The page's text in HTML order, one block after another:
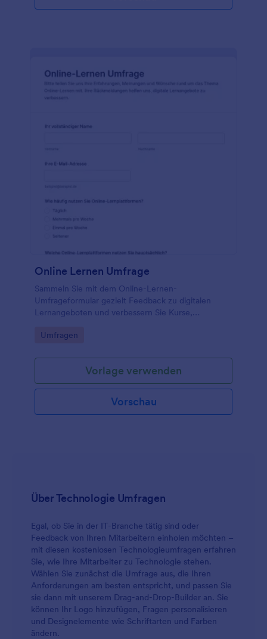
Online Lernen Umfrage
Sammeln Sie mit dem Online-Lernen-
Umfrageformular gezielt Feedback zu digitalen
Lernangeboten und verbessern Sie Kurse,
Datenerfassung und zentrale Formularantworten in
Go to Category:
Umfragen
Vorlage verwenden
Vorschau
Über Technologie Umfragen
Egal, ob Sie in der IT-Branche tätig sind oder
Feedback von Ihren Mitarbeitern einholen möchten –
mit diesen kostenlosen Technologieumfragen erfahren
Sie, wie Ihre Mitarbeiter zu Technologie stehen.
Wählen Sie zunächst die Umfrage aus, die Ihren
Anforderungen am besten entspricht, und passen Sie
sie dann mit unserem Drag-and-Drop-Builder an. Sie
können Ihr Logo hinzufügen, Fragen personalisieren
und Designelemente wie Schriftarten und Farben
ändern.